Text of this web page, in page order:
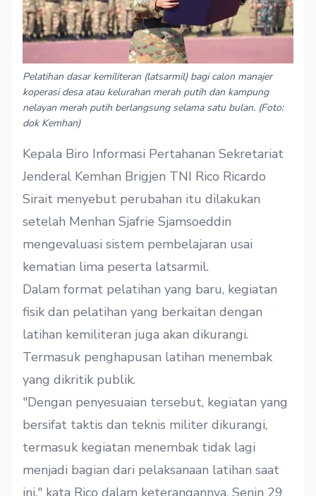
Pelatihan dasar kemiliteran (latsarmil) bagi calon manajer
koperasi desa atau kelurahan merah putih dan kampung
nelayan merah putih berlangsung selama satu bulan. (Foto:
dok Kemhan)
Kepala Biro Informasi Pertahanan Sekretariat
Jenderal Kemhan Brigjen TNI Rico Ricardo
Sirait menyebut perubahan itu dilakukan
setelah Menhan Sjafrie Sjamsoeddin
mengevaluasi sistem pembelajaran usai
kematian lima peserta latsarmil.
Dalam format pelatihan yang baru, kegiatan
fisik dan pelatihan yang berkaitan dengan
latihan kemiliteran juga akan dikurangi.
Termasuk penghapusan latihan menembak
yang dikritik publik.
"Dengan penyesuaian tersebut, kegiatan yang
bersifat taktis dan teknis militer dikurangi,
termasuk kegiatan menembak tidak lagi
menjadi bagian dari pelaksanaan latihan saat